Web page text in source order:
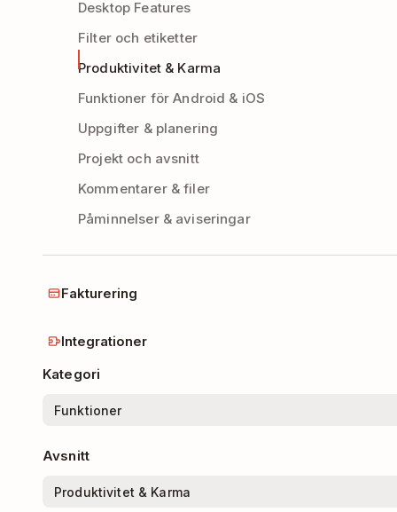
Desktop Features
Filter och etiketter
Produktivitet & Karma
Funktioner för Android & iOS
Uppgifter & planering
Projekt och avsnitt
Kommentarer & filer
Påminnelser & aviseringar
Fakturering
Integrationer
Kategori
Avsnitt